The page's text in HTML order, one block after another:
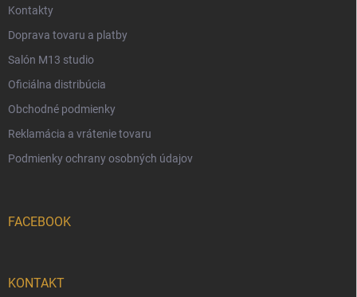
Kontakty
Doprava tovaru a platby
Salón M13 studio
Oficiálna distribúcia
Obchodné podmienky
Reklamácia a vrátenie tovaru
Podmienky ochrany osobných údajov
FACEBOOK
KONTAKT